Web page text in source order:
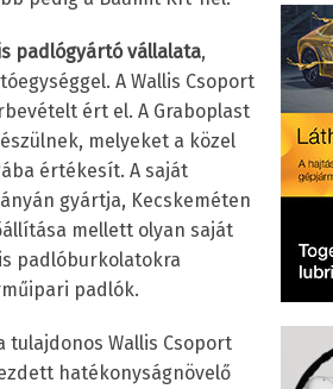
padlógyártó vállalata,
A Wallis Csoport
ért el. A Graboplast
melyeket a közel
értékesít. A saját
gyártja, Kecskeméten
mellett olyan saját
padlóburkolatokra
padlók.
tulajdonos Wallis Csoport
hatékonyságnövelő